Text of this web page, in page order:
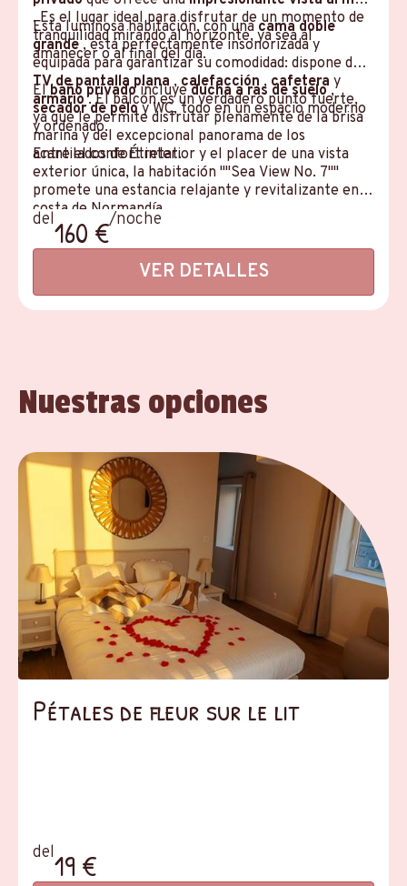
. Es el lugar ideal para disfrutar de un momento de
tranquilidad mirando al horizonte, ya sea al
amanecer o al final del día.
Esta luminosa habitación, con unacama doble
grande, está perfectamente insonorizada y
equipada para garantizar su comodidad: dispone de
TV de pantalla plana,calefacción, cafetera y
armario. El balcón es un verdadero punto fuerte,
ya que le permite disfrutar plenamente de la brisa
marina y del excepcional panorama de los
acantilados de Étretat.
Elbaño privadoincluyeducha a ras de suelo,
secador de peloy WC, todo en un espacio moderno
y ordenado.
Entre el confort interior y el placer de una vista
exterior única, la habitación ""Sea View No. 7""
promete una estancia relajante y revitalizante en la
costa de Normandía.
del160 €/noche
VER DETALLES
Nuestras opciones
Pétales de fleur sur le lit
del19 €